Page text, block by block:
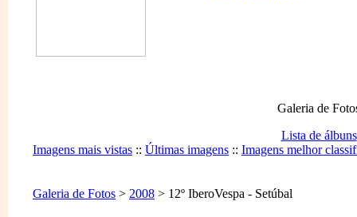
Galeria de
Lista de álbuns
Imagens mais vistas :: Últimas imagens :: Imagens melhor
Galeria de Fotos > 2008 > 12º IberoVespa - Setúbal